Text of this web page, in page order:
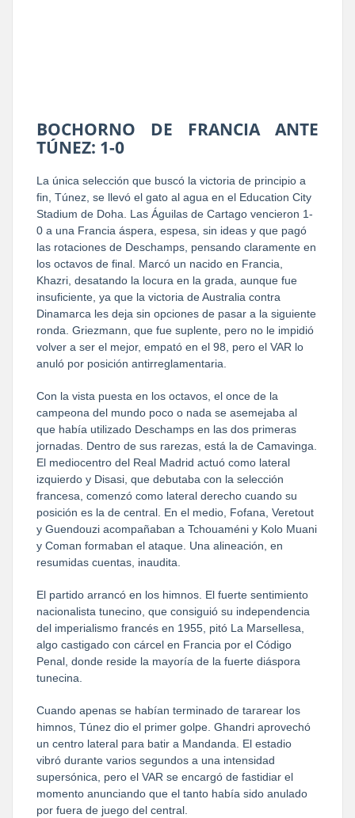
BOCHORNO DE FRANCIA ANTE
TÚNEZ: 1-0
La única selección que buscó la victoria de principio a
fin, Túnez, se llevó el gato al agua en el Education City
Stadium de Doha. Las Águilas de Cartago vencieron 1-
0 a una Francia áspera, espesa, sin ideas y que pagó
las rotaciones de Deschamps, pensando claramente en
los octavos de final. Marcó un nacido en Francia,
Khazri, desatando la locura en la grada, aunque fue
insuficiente, ya que la victoria de Australia contra
Dinamarca les deja sin opciones de pasar a la siguiente
ronda. Griezmann, que fue suplente, pero no le impidió
volver a ser el mejor, empató en el 98, pero el VAR lo
anuló por posición antirreglamentaria.
Con la vista puesta en los octavos, el once de la
campeona del mundo poco o nada se asemejaba al
que había utilizado Deschamps en las dos primeras
jornadas. Dentro de sus rarezas, está la de Camavinga.
El mediocentro del Real Madrid actuó como lateral
izquierdo y Disasi, que debutaba con la selección
francesa, comenzó como lateral derecho cuando su
posición es la de central. En el medio, Fofana, Veretout
y Guendouzi acompañaban a Tchouaméni y Kolo Muani
y Coman formaban el ataque. Una alineación, en
resumidas cuentas, inaudita.
El partido arrancó en los himnos. El fuerte sentimiento
nacionalista tunecino, que consiguió su independencia
del imperialismo francés en 1955, pitó La Marsellesa,
algo castigado con cárcel en Francia por el Código
Penal, donde reside la mayoría de la fuerte diáspora
tunecina.
Cuando apenas se habían terminado de tararear los
himnos, Túnez dio el primer golpe. Ghandri aprovechó
un centro lateral para batir a Mandanda. El estadio
vibró durante varios segundos a una intensidad
supersónica, pero el VAR se encargó de fastidiar el
momento anunciando que el tanto había sido anulado
por fuera de juego del central.